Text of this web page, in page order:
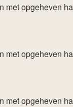
met opgeheven
met opgeheven
met opgeheven